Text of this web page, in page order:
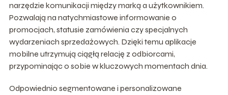
narzędzie komunikacji między marką a użytkownikiem.
Pozwalają na natychmiastowe informowanie o
promocjach, statusie zamówienia czy specjalnych
wydarzeniach sprzedażowych. Dzięki temu aplikacje
mobilne utrzymują ciągłą relację z odbiorcami,
przypominając o sobie w kluczowych momentach dnia.
Odpowiednio segmentowane i personalizowane